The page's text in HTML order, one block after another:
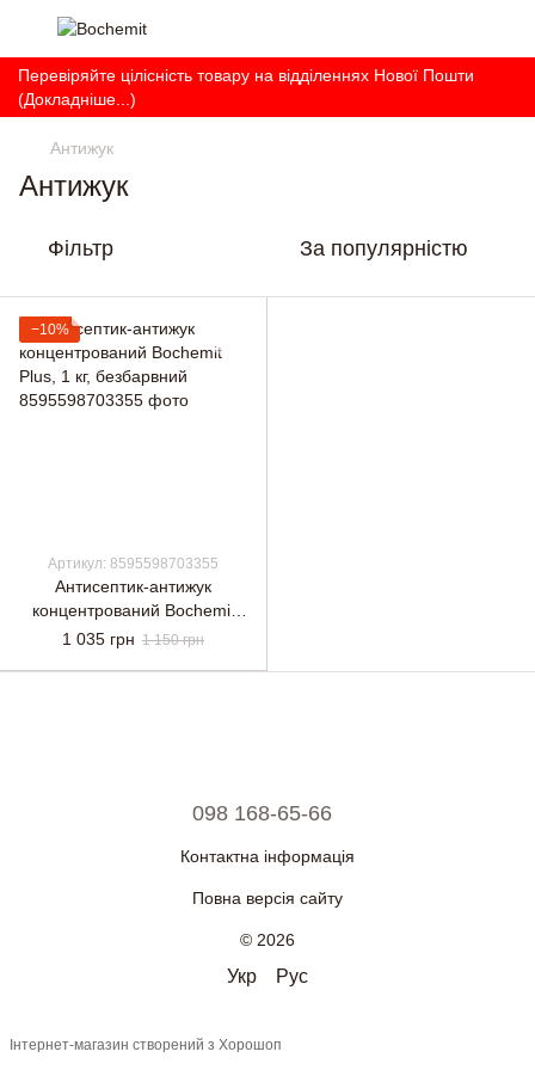
Перевіряйте цілісність товару на відділеннях Нової Пошти
(Докладніше...)
Антижук
Антижук
Фільтр За популярністю
−10%
Артикул: 8595598703355
Антисептик-антижук
концентрований Bochemit
Plus, 1 кг, безбарвний
1 035 грн 1 150 грн
098 168-65-66
Контактна інформація
Повна версія сайту
© 2026
Укр Рус
Інтернет-магазин створений з Хорошоп